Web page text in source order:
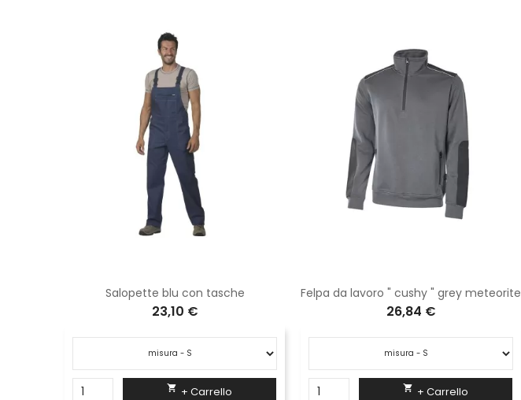
Salopette blu con tasche
23,10 €
 + Carrello
Felpa da lavoro " cushy " grey meteorite
26,84 €
 + Carrello